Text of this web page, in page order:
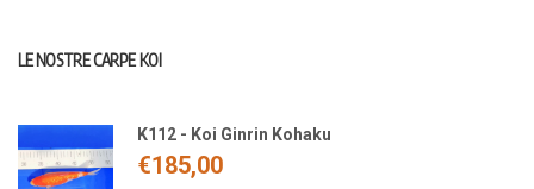
LE NOSTRE CARPE KOI
K112 - Koi Ginrin Kohaku
€185,00